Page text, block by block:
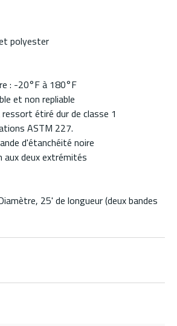
polyester
: -20°F à 180°F
et non repliable
étiré dur de classe 1
ASTM 227.
d'étanchéité noire
deux extrémités
25' de longueur (deux bandes